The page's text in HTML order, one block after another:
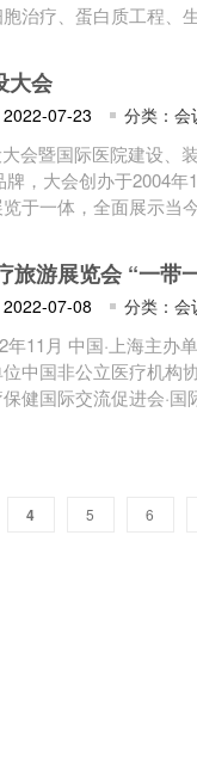
治疗、蛋白质工程、
大会
07-23 分类：会
会暨国际医院建设、
，大会创办于2004
于一体，全面展示当
旅游展览会 “一带
07-08 分类：会
11月 中国·上海主办
中国非公立医疗机构
健国际交流促进会·国
4 5 6